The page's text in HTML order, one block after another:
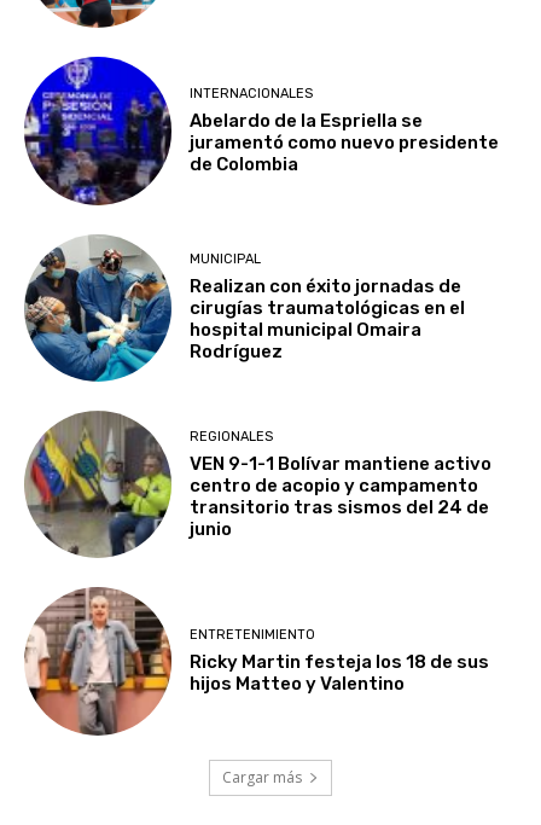
INTERNACIONALES
Abelardo de la Espriella se
juramentó como nuevo presidente
de Colombia
MUNICIPAL
Realizan con éxito jornadas de
cirugías traumatológicas en el
hospital municipal Omaira
Rodríguez
REGIONALES
VEN 9-1-1 Bolívar mantiene activo
centro de acopio y campamento
transitorio tras sismos del 24 de
junio
ENTRETENIMIENTO
Ricky Martin festeja los 18 de sus
hijos Matteo y Valentino
Cargar más